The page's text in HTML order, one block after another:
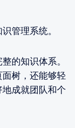
管理系统。
的知识体系。
树，还能够轻
成就团队和个